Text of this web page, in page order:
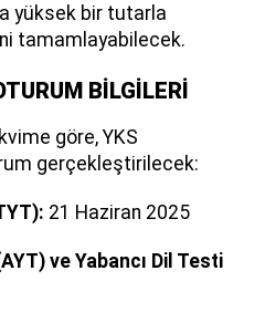
yüksek bir tutarla
tamamlayabilecek.
BİLGİLERİ
göre, YKS
gerçekleştirilecek:
21 Haziran 2025
ve Yabancı Dil Testi